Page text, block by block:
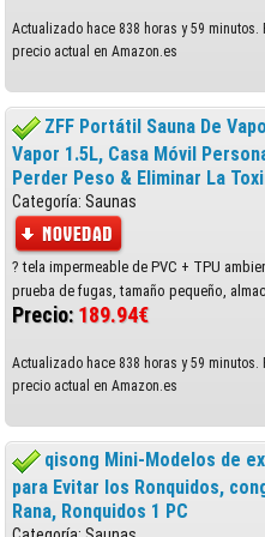
Actualizado hace 838 horas y 59
precio actual en Amazon.es
ZFF Portátil Sauna De
Vapor 1.5L, Casa Móvil
Perder Peso & Eliminar La
Categoría: Saunas
? tela impermeable de PVC + TPU
prueba de fugas, tamaño pequeño,
Precio: 189.94€
Actualizado hace 838 horas y 59
precio actual en Amazon.es
qisong Mini-Modelos de
para Evitar los Ronquidos,
Rana, Ronquidos 1 PC